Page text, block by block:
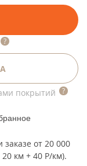
покрытий
заказе от 20 000
км + 40 Р/км).